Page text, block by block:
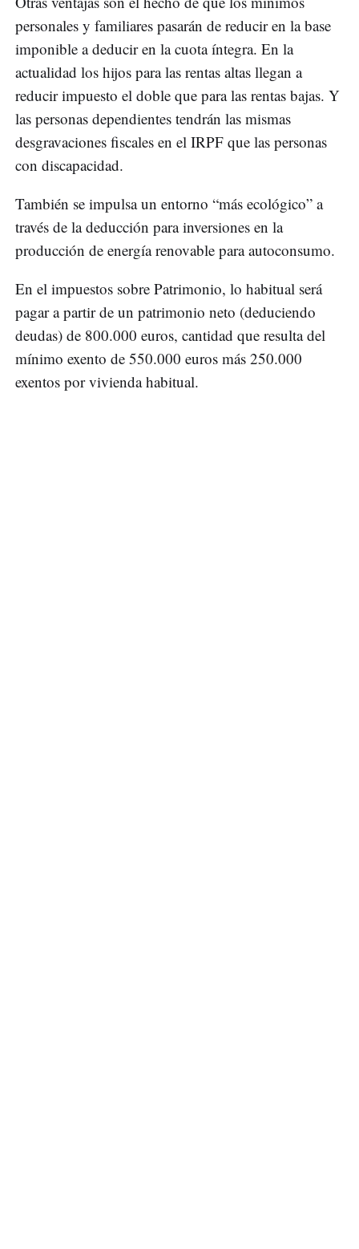
personales y familiares pasarán de reducir en la base
imponible a deducir en la cuota íntegra. En la
actualidad los hijos para las rentas altas llegan a
reducir impuesto el doble que para las rentas bajas. Y
las personas dependientes tendrán las mismas
desgravaciones fiscales en el IRPF que las personas
con discapacidad.
También se impulsa un entorno “más ecológico” a
través de la deducción para inversiones en la
producción de energía renovable para autoconsumo.
En el impuestos sobre Patrimonio, lo habitual será
pagar a partir de un patrimonio neto (deduciendo
deudas) de 800.000 euros, cantidad que resulta del
mínimo exento de 550.000 euros más 250.000
exentos por vivienda habitual.